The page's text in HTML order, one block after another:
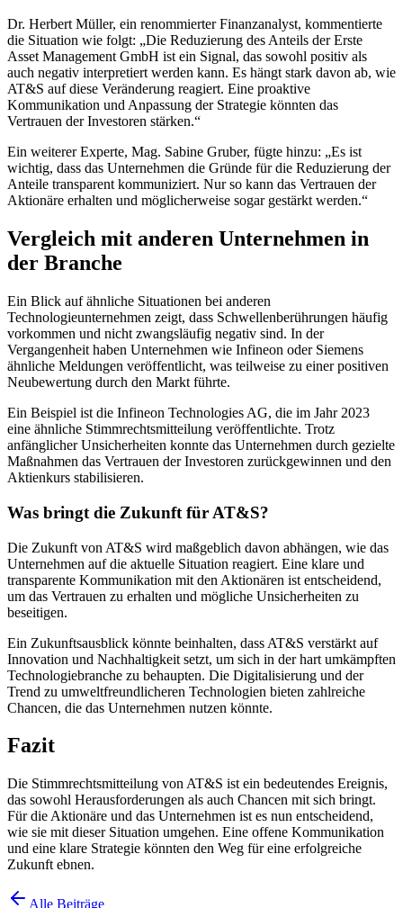
Dr. Herbert Müller, ein renommierter Finanzanalyst, kommentierte
die Situation wie folgt: „Die Reduzierung des Anteils der Erste
Asset Management GmbH ist ein Signal, das sowohl positiv als
auch negativ interpretiert werden kann. Es hängt stark davon ab, wie
AT&S auf diese Veränderung reagiert. Eine proaktive
Kommunikation und Anpassung der Strategie könnten das
Vertrauen der Investoren stärken.“
Ein weiterer Experte, Mag. Sabine Gruber, fügte hinzu: „Es ist
wichtig, dass das Unternehmen die Gründe für die Reduzierung der
Anteile transparent kommuniziert. Nur so kann das Vertrauen der
Aktionäre erhalten und möglicherweise sogar gestärkt werden.“
Vergleich mit anderen Unternehmen in
der Branche
Ein Blick auf ähnliche Situationen bei anderen
Technologieunternehmen zeigt, dass Schwellenberührungen häufig
vorkommen und nicht zwangsläufig negativ sind. In der
Vergangenheit haben Unternehmen wie Infineon oder Siemens
ähnliche Meldungen veröffentlicht, was teilweise zu einer positiven
Neubewertung durch den Markt führte.
Ein Beispiel ist die Infineon Technologies AG, die im Jahr 2023
eine ähnliche Stimmrechtsmitteilung veröffentlichte. Trotz
anfänglicher Unsicherheiten konnte das Unternehmen durch gezielte
Maßnahmen das Vertrauen der Investoren zurückgewinnen und den
Aktienkurs stabilisieren.
Was bringt die Zukunft für AT&S?
Die Zukunft von AT&S wird maßgeblich davon abhängen, wie das
Unternehmen auf die aktuelle Situation reagiert. Eine klare und
transparente Kommunikation mit den Aktionären ist entscheidend,
um das Vertrauen zu erhalten und mögliche Unsicherheiten zu
beseitigen.
Ein Zukunftsausblick könnte beinhalten, dass AT&S verstärkt auf
Innovation und Nachhaltigkeit setzt, um sich in der hart umkämpften
Technologiebranche zu behaupten. Die Digitalisierung und der
Trend zu umweltfreundlicheren Technologien bieten zahlreiche
Chancen, die das Unternehmen nutzen könnte.
Fazit
Die Stimmrechtsmitteilung von AT&S ist ein bedeutendes Ereignis,
das sowohl Herausforderungen als auch Chancen mit sich bringt.
Für die Aktionäre und das Unternehmen ist es nun entscheidend,
wie sie mit dieser Situation umgehen. Eine offene Kommunikation
und eine klare Strategie könnten den Weg für eine erfolgreiche
Zukunft ebnen.
Alle Beiträge